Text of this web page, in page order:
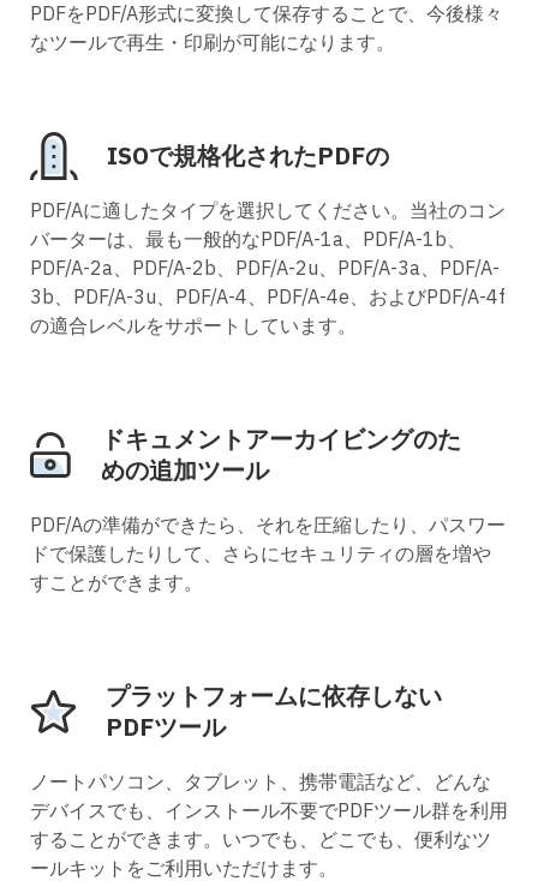
PDFをPDF/A形式に変換して保存することで、今後様々
なツールで再生・印刷が可能になります。
ISOで規格化されたPDFの
PDF/Aに適したタイプを選択してください。当社のコン
バーターは、最も一般的なPDF/A-1a、PDF/A-1b、
PDF/A-2a、PDF/A-2b、PDF/A-2u、PDF/A-3a、PDF/A-
3b、PDF/A-3u、PDF/A-4、PDF/A-4e、およびPDF/A-4f
の適合レベルをサポートしています。
ドキュメントアーカイビングのた
めの追加ツール
PDF/Aの準備ができたら、それを圧縮したり、パスワー
ドで保護したりして、さらにセキュリティの層を増や
すことができます。
プラットフォームに依存しない
PDFツール
ノートパソコン、タブレット、携帯電話など、どんな
デバイスでも、インストール不要でPDFツール群を利用
することができます。いつでも、どこでも、便利なツ
ールキットをご利用いただけます。